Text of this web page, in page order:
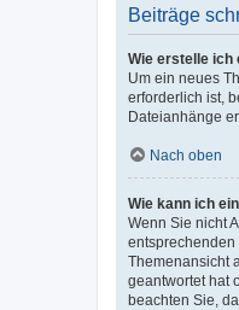
Beiträge
Wie erstelle ich
Um ein neues
erforderlich ist,
Dateianhänge
Nach oben
Wie kann ich
Wenn Sie nicht
entsprechenden
Themenansicht
geantwortet hat
beachten Sie,